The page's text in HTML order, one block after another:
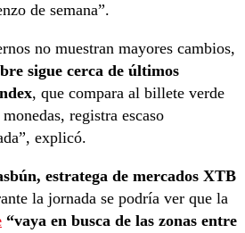
de semana”.
no muestran mayores cambios,
sigue cerca de últimos
, que compara al billete verde
registra escaso
explicó.
estratega de mercados XTB
la jornada se podría ver que la
“vaya en busca de las zonas entre